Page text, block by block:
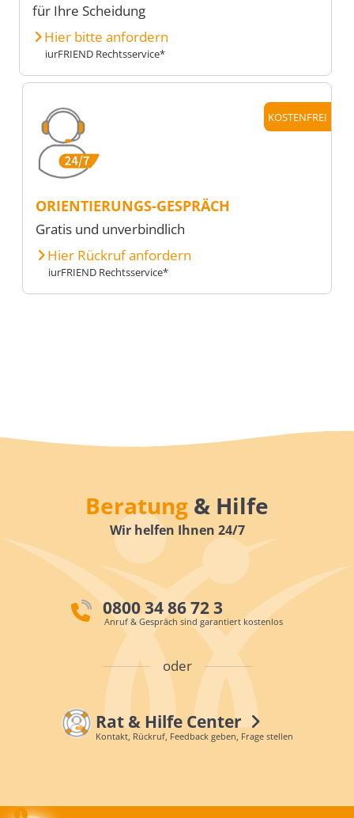
für Ihre Scheidung
Hier bitte anfordern
iurFRIEND Rechtsservice*
KOSTENFREI
ORIENTIERUNGS-GESPRÄCH
Gratis und unverbindlich
Hier Rückruf anfordern
iurFRIEND Rechtsservice*
Beratung & Hilfe
Wir helfen Ihnen 24/7
0800 34 86 72 3
Anruf & Gespräch sind garantiert kostenlos
oder
Rat & Hilfe Center
Kontakt, Rückruf, Feedback geben, Frage stellen